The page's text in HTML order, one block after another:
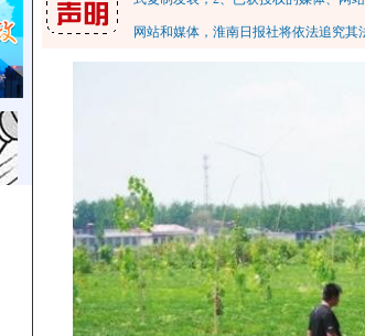
网站和媒体，淮南日报社将依法追究其